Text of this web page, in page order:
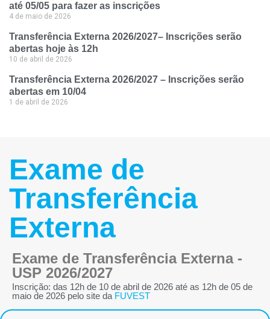
até 05/05 para fazer as inscrições
4 de maio de 2026
Transferência Externa 2026/2027– Inscrições serão
abertas hoje às 12h
10 de abril de 2026
Transferência Externa 2026/2027 – Inscrições serão
abertas em 10/04
1 de abril de 2026
Exame de
Transferência
Externa
Exame de Transferência Externa -
USP 2026/2027
Inscrição: das 12h de 10 de abril de 2026 até as 12h de 05 de
maio de 2026 pelo site da FUVEST